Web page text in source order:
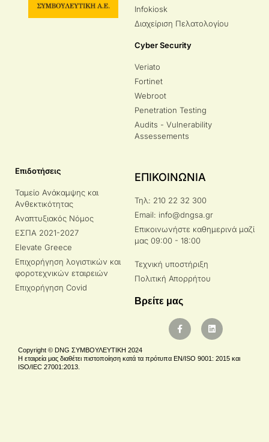
Infokiosk
Διαχείριση Πελατολογίου
Cyber Security
Veriato
Fortinet
Webroot
Penetration Testing
Audits - Vulnerability
Assessements
Επιδοτήσεις
Ταμείο Ανάκαμψης και
Ανθεκτικότητας
Αναπτυξιακός Νόμος
ΕΣΠΑ 2021-2027
Elevate Greece
Επιχορήγηση λογιστικών και
φοροτεχνικών εταιρειών
Επιχορήγηση Covid
ΕΠΙΚΟΙΝΩΝΙΑ
Τηλ: 210 22 32 300
Email: info@dngsa.gr
Επικοινωνήστε καθημερινά μαζί
μας 09:00 - 18:00
Τεχνική υποστήριξη
Πολιτική Απορρήτου
Βρείτε μας
Copyright © DNG ΣΥΜΒΟΥΛΕΥΤΙΚΗ 2024
Η εταιρεία μας διαθέτει πιστοποίηση κατά τα πρότυπα EN/ISO 9001: 2015 και
ISO/IEC 27001:2013.